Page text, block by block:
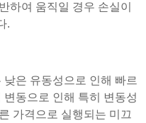
하여 움직일 경우 손실이
.
은 유동성으로 인해 빠르
동으로 인해 특히 변동성
가격으로 실행되는 미끄